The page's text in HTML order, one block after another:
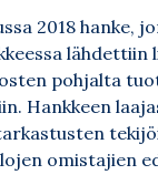
2018
pohjalta
Hankkeen
omistajien